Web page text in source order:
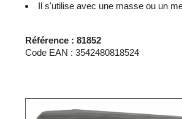
Il s'utilise avec une masse ou un
Référence : 81852
Code EAN : 3542480818524